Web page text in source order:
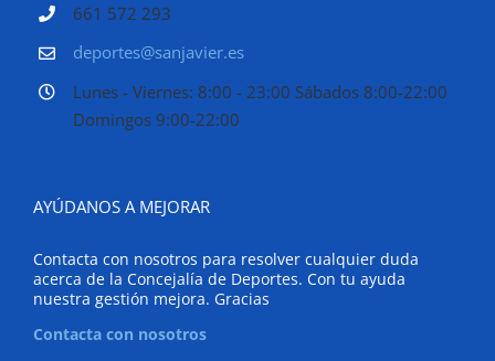
661 572 293
deportes@sanjavier.es
Lunes - Viernes: 8:00 - 23:00 Sábados 8:00-22:00
Domingos 9:00-22:00
AYÚDANOS A MEJORAR
Contacta con nosotros para resolver cualquier duda
acerca de la Concejalía de Deportes. Con tu ayuda
nuestra gestión mejora. Gracias
Contacta con nosotros